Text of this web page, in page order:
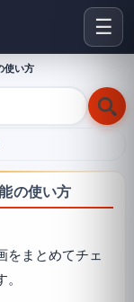
☰
使い方
の使い方
をまとめてチェ